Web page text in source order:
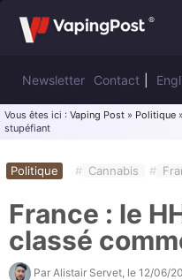
Newsletter Contact
Vous êtes ici : Vaping Post » Politique
stupéfiant
Politique # Cannabis #
France : le
classé
Par Alistair Servet , le 12/06/